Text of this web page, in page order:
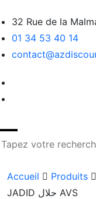
32 Rue de la
01 34 53 40 14
Accueil Produits
JADID حلال AVS